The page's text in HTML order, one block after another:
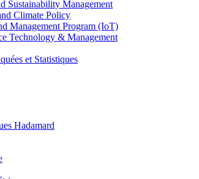
Sustainability Management
Climate Policy
Management Program (IoT)
Technology & Management
et Statistiques
Hadamard